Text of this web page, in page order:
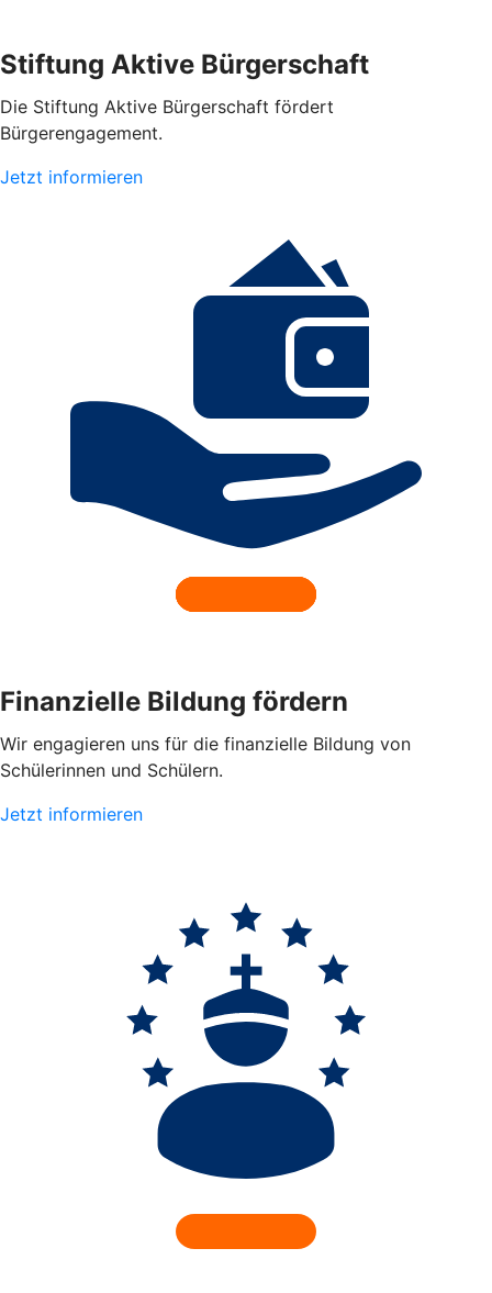
Stiftung Aktive Bürgerschaft
Die Stiftung Aktive Bürgerschaft fördert
Bürgerengagement.
Jetzt informieren
Finanzielle Bildung fördern
Wir engagieren uns für die finanzielle Bildung von
Schülerinnen und Schülern.
Jetzt informieren